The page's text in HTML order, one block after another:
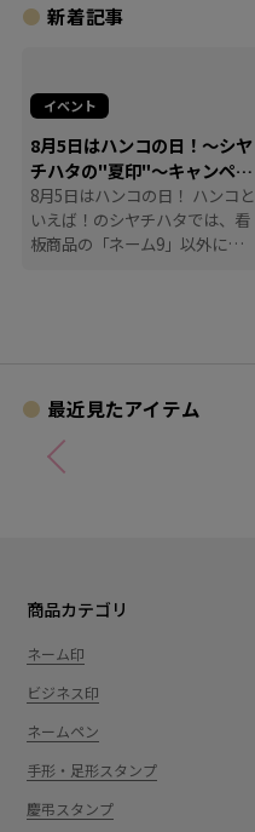
新着記事
イベント
8月5日はハンコの日！～シヤ
チハタの"夏印"～キャンペー
ン
8月5日はハンコの日！ ハンコと
いえば！のシヤチハタでは、看
板商品の「ネーム9」以外に
最近見たアイテム
商品カテゴリ
ネーム印
ビジネス印
ネームペン
手形・足形スタンプ
慶弔スタンプ